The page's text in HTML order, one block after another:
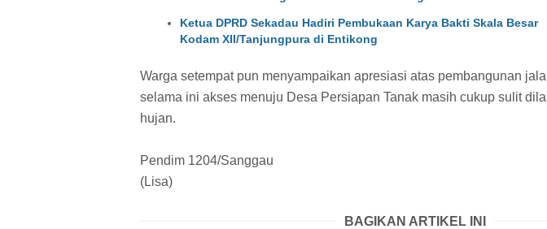
Ketua DPRD Sekadau Hadiri Pembukaan Karya Bakti Skala Besar
Kodam XII/Tanjungpura di Entikong
Warga setempat pun menyampaikan apresiasi atas pembangunan
selama ini akses menuju Desa Persiapan Tanak masih cukup sulit
hujan.
Pendim 1204/Sanggau
(Lisa)
BAGIKAN ARTIKEL INI